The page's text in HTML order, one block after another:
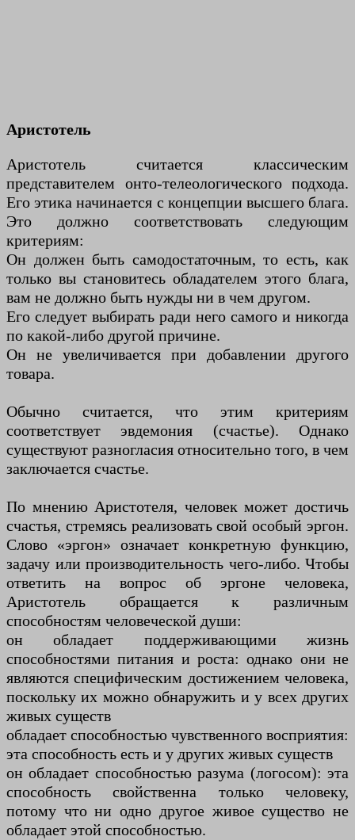
Аристотель
Аристотель считается классическим
представителем онто-телеологического подхода.
Его этика начинается с концепции высшего блага.
Это должно соответствовать следующим
критериям:
Он должен быть самодостаточным, то есть, как
только вы становитесь обладателем этого блага,
вам не должно быть нужды ни в чем другом.
Его следует выбирать ради него самого и никогда
по какой-либо другой причине.
Он не увеличивается при добавлении другого
товара.
Обычно считается, что этим критериям
соответствует эвдемония (счастье). Однако
существуют разногласия относительно того, в чем
заключается счастье.
По мнению Аристотеля, человек может достичь
счастья, стремясь реализовать свой особый эргон.
Слово «эргон» означает конкретную функцию,
задачу или производительность чего-либо. Чтобы
ответить на вопрос об эргоне человека,
Аристотель обращается к различным
способностям человеческой души:
он обладает поддерживающими жизнь
способностями питания и роста: однако они не
являются специфическим достижением человека,
поскольку их можно обнаружить и у всех других
живых существ
обладает способностью чувственного восприятия:
эта способность есть и у других живых существ
он обладает способностью разума (логосом): эта
способность свойственна только человеку,
потому что ни одно другое живое существо не
обладает этой способностью.